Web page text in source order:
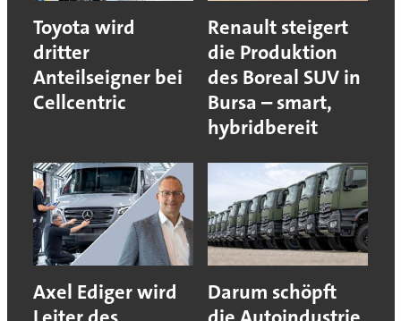
Toyota wird
dritter
Anteilseigner bei
Cellcentric
Renault steigert
die Produktion
des Boreal SUV in
Bursa – smart,
hybridbereit
Axel Ediger wird
Darum schöpft